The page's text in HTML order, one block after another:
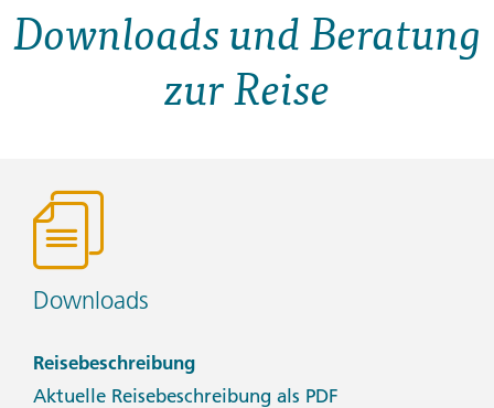
Downloads und Beratung
zur Reise
Downloads
Reisebeschreibung
Aktuelle Reisebeschreibung als PDF